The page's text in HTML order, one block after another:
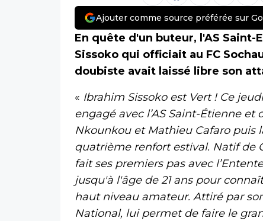
Ajouter comme source préférée sur
En quête d'un buteur, l'AS
Sissoko qui officiait au FC
doubiste avait laissé libre son
« Ibrahim Sissoko est Vert ! Ce
engagé avec l’AS Saint-Étienne
Nkounkou et Mathieu Cafaro puis
quatrième renfort estival. Natif de
fait ses premiers pas avec
jusqu'à l'âge de 21 ans pour
haut niveau amateur. Attiré par
National, lui permet de faire le